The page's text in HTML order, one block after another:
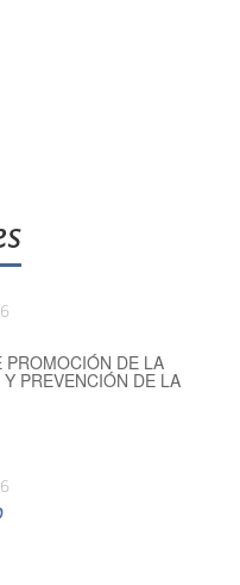
PROMOCIÓN DE LA
PREVENCIÓN DE LA